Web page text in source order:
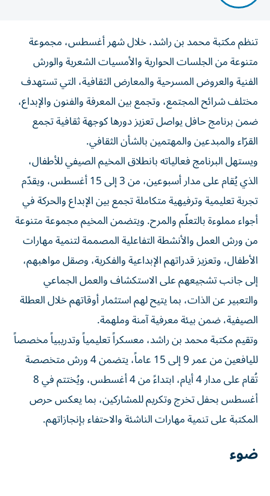
تنظم مكتبة محمد بن راشد، خلال شهر أغسطس، مجموعة
متنوعة من الجلسات الحوارية والأمسيات الشعرية والورش
الفنية والعروض المسرحية والمعارض الثقافية، التي تستهدف
مختلف شرائح المجتمع، وتجمع بين المعرفة والفنون والإبداع،
ضمن برنامج حافل يواصل تعزيز دورها كوجهة ثقافية تجمع
القرّاء والمبدعين والمهتمين بالشأن الثقافي.
ويستهل البرنامج فعالياته بانطلاق المخيم الصيفي للأطفال،
الذي يُقام على مدار أسبوعين، من 3 إلى 15 أغسطس، ويقدّم
تجربة تعليمية وترفيهية متكاملة تجمع بين الإبداع والحركة في
أجواء مملوءة بالتعلّم والمرح. ويتضمن المخيم مجموعة متنوعة
من ورش العمل والأنشطة التفاعلية المصممة لتنمية مهارات
الأطفال، وتعزيز قدراتهم الإبداعية والفكرية، وصقل مواهبهم،
إلى جانب تشجيعهم على الاستكشاف والعمل الجماعي
والتعبير عن الذات، بما يتيح لهم استثمار أوقاتهم خلال العطلة
الصيفية، ضمن بيئة معرفية آمنة وملهمة.
وتقيم مكتبة محمد بن راشد، معسكراً تعليمياً وتدريبياً مخصصاً
لليافعين من عمر 9 إلى 15 عاماً، يتضمن 4 ورش متخصصة
تُقام على مدار 4 أيام، ابتداءً من 4 أغسطس، ويُختتم في 8
أغسطس بحفل تخرج وتكريم للمشاركين، بما يعكس حرص
المكتبة على تنمية مهارات الناشئة والاحتفاء بإنجازاتهم.
ضوء